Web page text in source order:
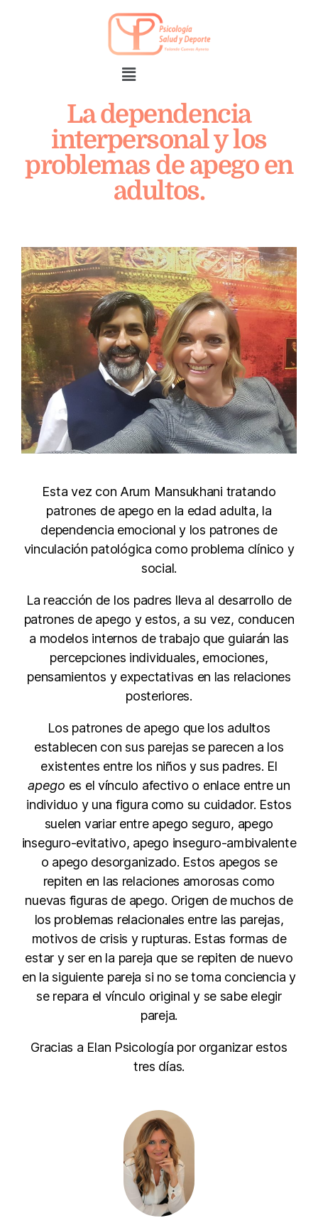
La dependencia
interpersonal y los
problemas de apego en
adultos.
Esta vez con Arum Mansukhani tratando
patrones de apego en la edad adulta, la
dependencia emocional y los patrones de
vinculación patológica como problema clínico y
social.
La reacción de los padres lleva al desarrollo de
patrones de apego y estos, a su vez, conducen
a modelos internos de trabajo que guiarán las
percepciones individuales, emociones,
pensamientos y expectativas en las relaciones
posteriores.
Los patrones de apego que los adultos
establecen con sus parejas se parecen a los
existentes entre los niños y sus padres. El
apego es el vínculo afectivo o enlace entre un
individuo y una figura como su cuidador. Estos
suelen variar entre apego seguro, apego
inseguro-evitativo, apego inseguro-ambivalente
o apego desorganizado. Estos apegos se
repiten en las relaciones amorosas como
nuevas figuras de apego. Origen de muchos de
los problemas relacionales entre las parejas,
motivos de crisis y rupturas. Estas formas de
estar y ser en la pareja que se repiten de nuevo
en la siguiente pareja si no se toma conciencia y
se repara el vínculo original y se sabe elegir
pareja.
Gracias a Elan Psicología por organizar estos
tres días.